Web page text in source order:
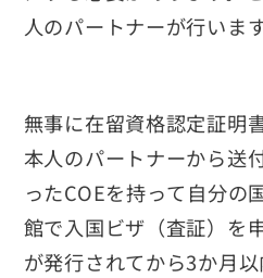
人のパートナーが行います
無事に在留資格認定証明
本人のパートナーから送
ったCOEを持って自分の
館で入国ビザ（査証）を
が発行されてから3か月